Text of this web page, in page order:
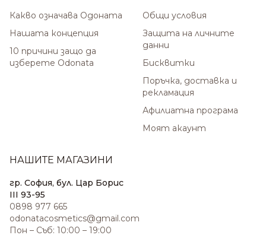
Какво означава Одоната
Нашата концепция
10 причини защо да
изберете Odonata
Общи условия
Защита на личните
данни
Бисквитки
Поръчка, доставка и
рекламация
Афилиатна програма
Моят акаунт
НАШИТЕ МАГАЗИНИ
гр. София, бул. Цар Борис
III 93-95
0898 977 665
odonatacosmetics@gmail.com
Пон – Съб: 10:00 – 19:00